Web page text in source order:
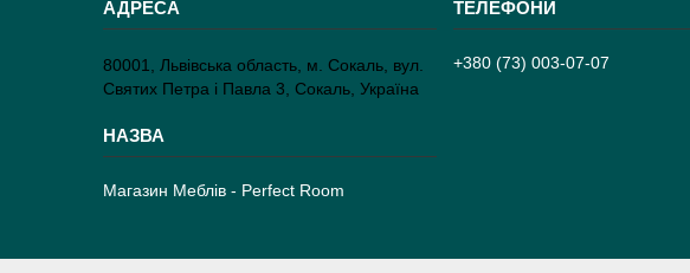
80001, Львівська область, м. Сокаль, вул.
Святих Петра і Павла 3, Сокаль, Україна
Магазин Меблів - Perfect Room
+380 (73) 003-07-07